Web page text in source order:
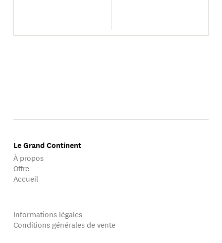
Le Grand Continent
À propos
Offre
Accueil
Informations légales
Conditions générales de vente